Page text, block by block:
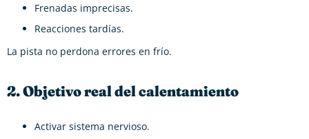
Frenadas imprecisas.
Reacciones tardías.
La pista no perdona errores en frío.
2. Objetivo real del calentamiento
Activar sistema nervioso.